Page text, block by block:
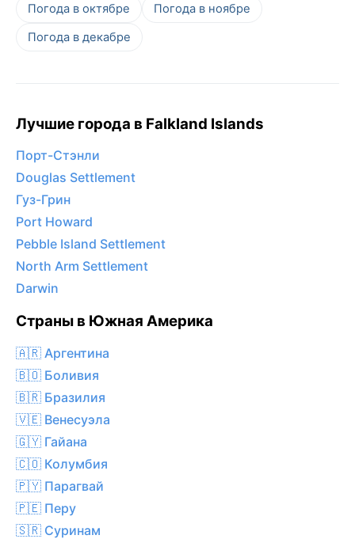
Погода в октябре
Погода в ноябре
Погода в декабре
Лучшие города в Falkland Islands
Порт-Стэнли
Douglas Settlement
Гуз-Грин
Port Howard
Pebble Island Settlement
North Arm Settlement
Darwin
Страны в Южная Америка
🇦🇷 Аргентина
🇧🇴 Боливия
🇧🇷 Бразилия
🇻🇪 Венесуэла
🇬🇾 Гайана
🇨🇴 Колумбия
🇵🇾 Парагвай
🇵🇪 Перу
🇸🇷 Суринам